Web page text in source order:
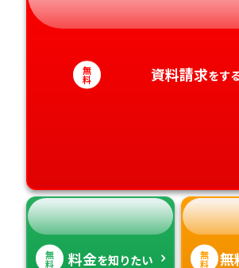
静岡県
和歌山県
徳島県
香川県
大分県
宮崎県
無
料 資料請求をす
無
料 料金を知りたい 無
料 無